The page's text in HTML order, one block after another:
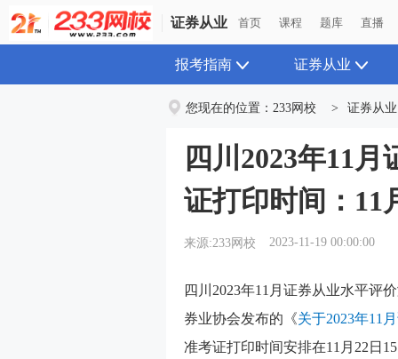
证券从业 首页 课程 题库 直播
证券从业 首页 课程 题库 直播
报考指南 证券从业
您现在的位置： 233网校 > 证券从业
四川2023年11
证打印时间：11
来源:233网校 2023-11-19 00:00:00
四川2023年11月证券从业水平评
券业协会发布的《关于2023年11
准考证打印时间安排在11月22日